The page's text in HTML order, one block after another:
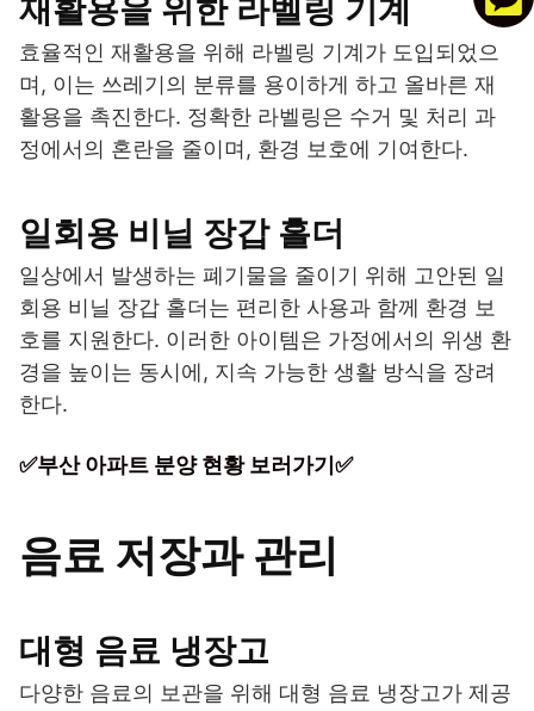
재활용을 위한 라벨링 기계
효율적인 재활용을 위해 라벨링 기계가 도입되었으
며, 이는 쓰레기의 분류를 용이하게 하고 올바른 재
활용을 촉진한다. 정확한 라벨링은 수거 및 처리 과
정에서의 혼란을 줄이며, 환경 보호에 기여한다.
일회용 비닐 장갑 홀더
일상에서 발생하는 폐기물을 줄이기 위해 고안된 일
회용 비닐 장갑 홀더는 편리한 사용과 함께 환경 보
호를 지원한다. 이러한 아이템은 가정에서의 위생 환
경을 높이는 동시에, 지속 가능한 생활 방식을 장려
한다.
✅부산 아파트 분양 현황 보러가기✅
음료 저장과 관리
대형 음료 냉장고
다양한 음료의 보관을 위해 대형 음료 냉장고가 제공